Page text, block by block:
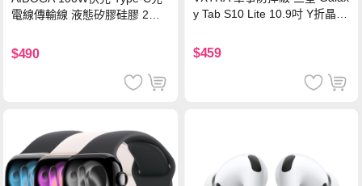
電線傳輸線 液態矽膠硅膠 2M
$490
y Tab S10 Lite 10.9吋 Y折晶透
$459